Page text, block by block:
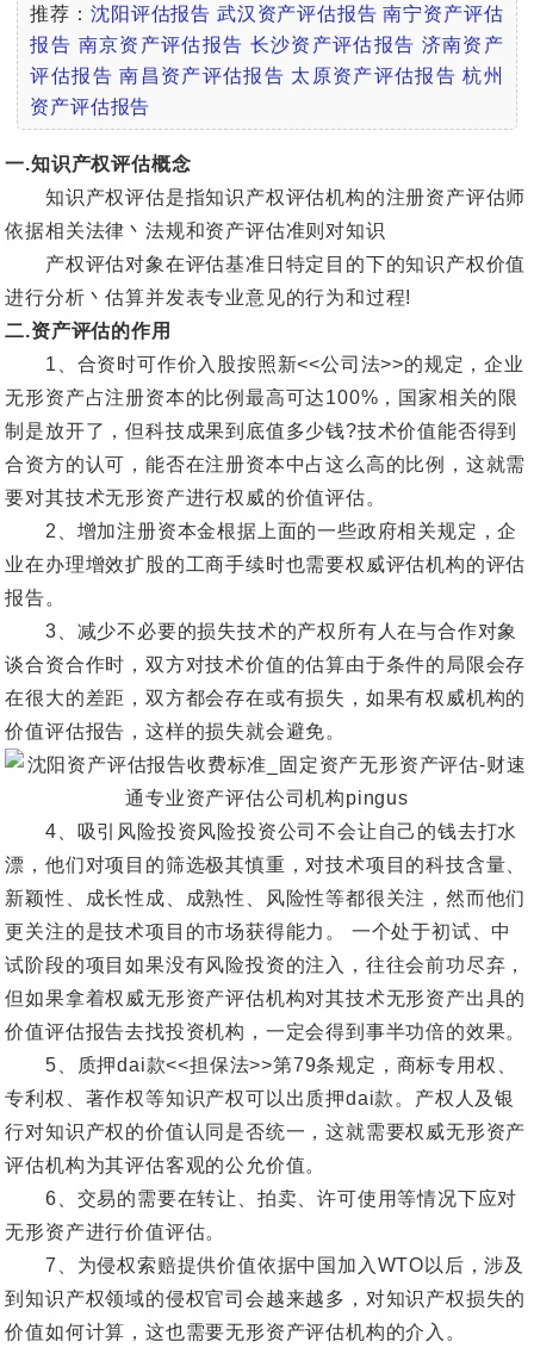
推荐：沈阳评估报告 武汉资产评估报告 南宁资产评估
报告 南京资产评估报告 长沙资产评估报告 济南资产
评估报告 南昌资产评估报告 太原资产评估报告 杭州
资产评估报告
一.知识产权评估概念
知识产权评估是指知识产权评估机构的注册资产评估师
依据相关法律丶法规和资产评估准则对知识
产权评估对象在评估基准日特定目的下的知识产权价值
进行分析丶估算并发表专业意见的行为和过程!
二.资产评估的作用
1、合资时可作价入股按照新<<公司法>>的规定，企业
无形资产占注册资本的比例最高可达100%，国家相关的限
制是放开了，但科技成果到底值多少钱?技术价值能否得到
合资方的认可，能否在注册资本中占这么高的比例，这就需
要对其技术无形资产进行权威的价值评估。
2、增加注册资本金根据上面的一些政府相关规定，企
业在办理增效扩股的工商手续时也需要权威评估机构的评估
报告。
3、减少不必要的损失技术的产权所有人在与合作对象
谈合资合作时，双方对技术价值的估算由于条件的局限会存
在很大的差距，双方都会存在或有损失，如果有权威机构的
价值评估报告，这样的损失就会避免。
4、吸引风险投资风险投资公司不会让自己的钱去打水
漂，他们对项目的筛选极其慎重，对技术项目的科技含量、
新颖性、成长性成、成熟性、风险性等都很关注，然而他们
更关注的是技术项目的市场获得能力。 一个处于初试、中
试阶段的项目如果没有风险投资的注入，往往会前功尽弃，
但如果拿着权威无形资产评估机构对其技术无形资产出具的
价值评估报告去找投资机构，一定会得到事半功倍的效果。
5、质押dai款<<担保法>>第79条规定，商标专用权、
专利权、著作权等知识产权可以出质押dai款。产权人及银
行对知识产权的价值认同是否统一，这就需要权威无形资产
评估机构为其评估客观的公允价值。
6、交易的需要在转让、拍卖、许可使用等情况下应对
无形资产进行价值评估。
7、为侵权索赔提供价值依据中国加入WTO以后，涉及
到知识产权领域的侵权官司会越来越多，对知识产权损失的
价值如何计算，这也需要无形资产评估机构的介入。